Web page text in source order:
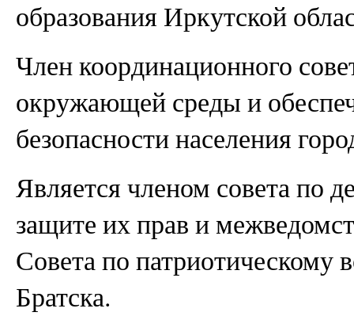
образования Иркутской
Член координационного
окружающей среды и
безопасности населения
Является членом совета по
защите их прав и
Совета по патриотическому
Братска.